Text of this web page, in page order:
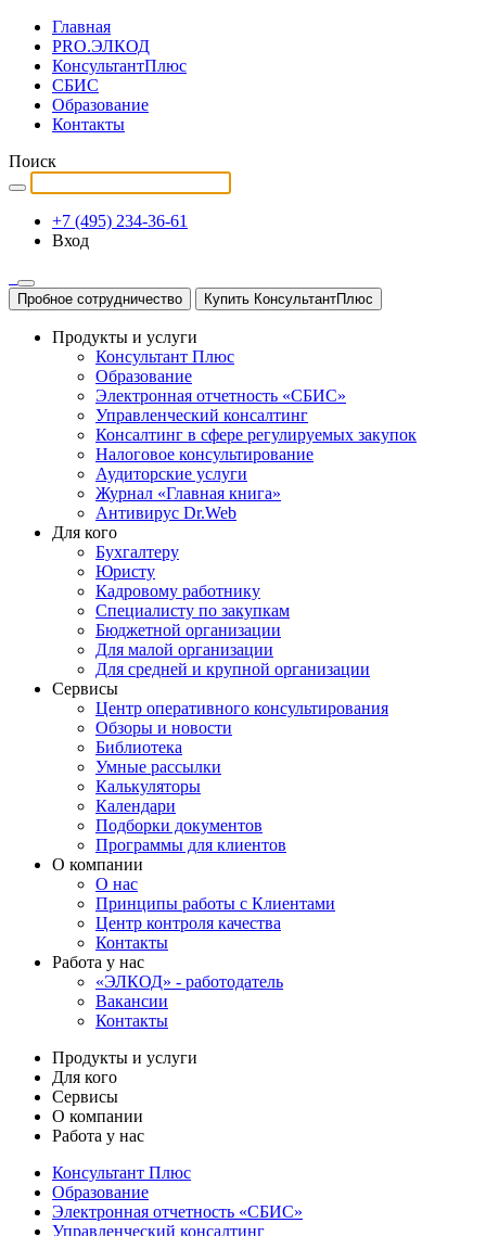
Главная
PRO.ЭЛКОД
КонсультантПлюс
СБИС
Образование
Контакты
Поиск
+7 (495) 234-36-61
Вход
Пробное сотрудничество Купить КонсультантПлюс
Продукты и услуги
Консультант Плюс
Образование
Электронная отчетность «СБИС»
Управленческий консалтинг
Консалтинг в сфере регулируемых закупок
Налоговое консультирование
Аудиторские услуги
Журнал «Главная книга»
Антивирус Dr.Web
Для кого
Бухгалтеру
Юристу
Кадровому работнику
Специалисту по закупкам
Бюджетной организации
Для малой организации
Для средней и крупной организации
Сервисы
Центр оперативного консультирования
Обзоры и новости
Библиотека
Умные рассылки
Калькуляторы
Календари
Подборки документов
Программы для клиентов
О компании
О нас
Принципы работы с Клиентами
Центр контроля качества
Контакты
Работа у нас
«ЭЛКОД» - работодатель
Вакансии
Контакты
Продукты и услуги
Для кого
Сервисы
О компании
Работа у нас
Консультант Плюс
Образование
Электронная отчетность «СБИС»
Управленческий консалтинг